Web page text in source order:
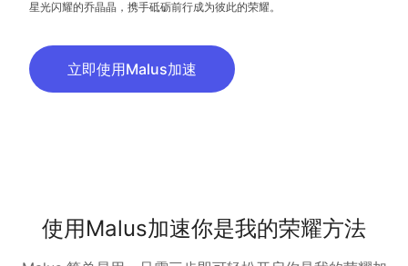
星光闪耀的乔晶晶，携手砥砺前行成为彼此的荣耀。
立即使用Malus加速
使用Malus加速你是我的荣耀方法